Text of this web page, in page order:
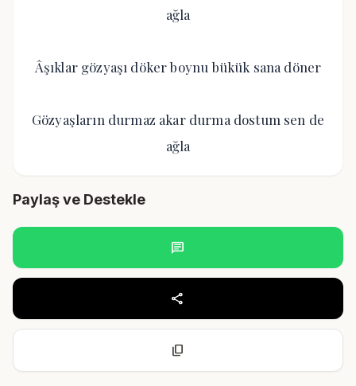
ağla
Âşıklar gözyaşı döker boynu bükük sana döner
Gözyaşların durmaz akar durma dostum sen de
ağla
Paylaş ve Destekle
chat
share
content_copy